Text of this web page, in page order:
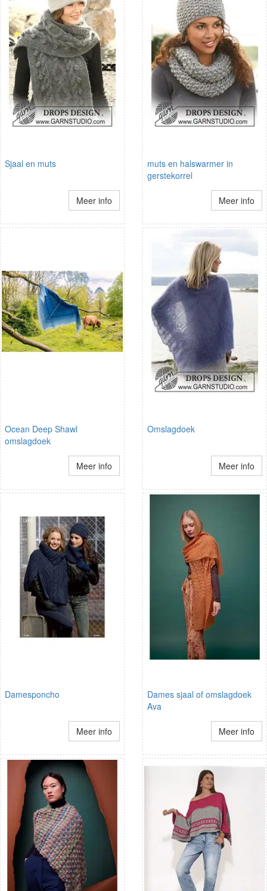
Sjaal en muts
Meer info
muts en halswarmer in
gerstekorrel
Meer info
Ocean Deep Shawl
omslagdoek
Meer info
Omslagdoek
Meer info
Damesponcho
Meer info
Dames sjaal of omslagdoek
Ava
Meer info